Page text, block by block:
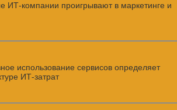
ИТ-компании проигрывают в маркетинге и
использование сервисов определяет
ИТ-затрат